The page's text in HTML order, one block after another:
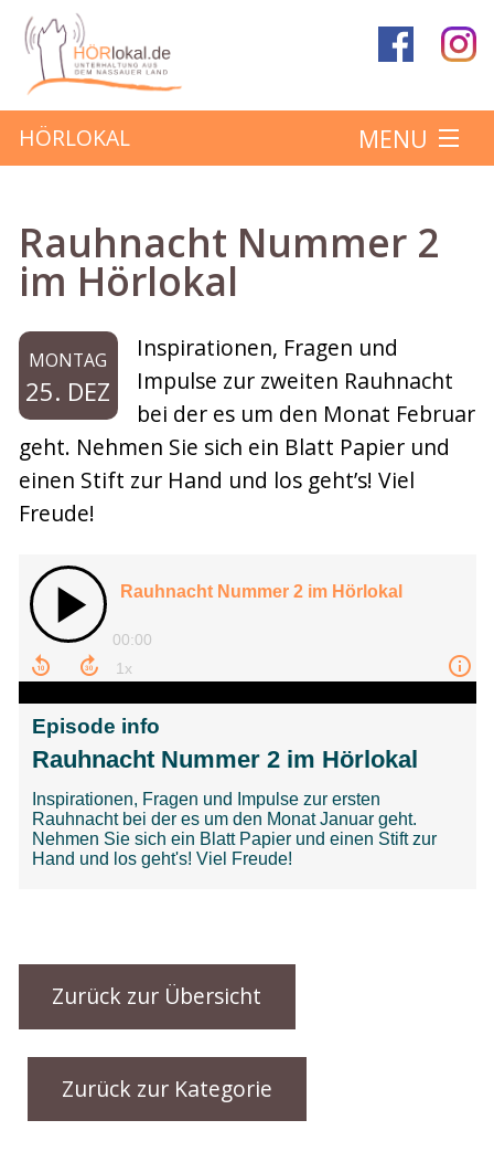
HÖRLOKAL MENU
Hörbeiträge
Mitmachen
Kontakt
Rauhnacht Nummer 2
im Hörlokal
MONTAG
25. DEZ
Inspirationen, Fragen und
Impulse zur zweiten Rauhnacht
bei der es um den Monat Februar
geht. Nehmen Sie sich ein Blatt Papier und
einen Stift zur Hand und los geht’s! Viel
Freude!
Zurück zur Übersicht
Zurück zur Kategorie